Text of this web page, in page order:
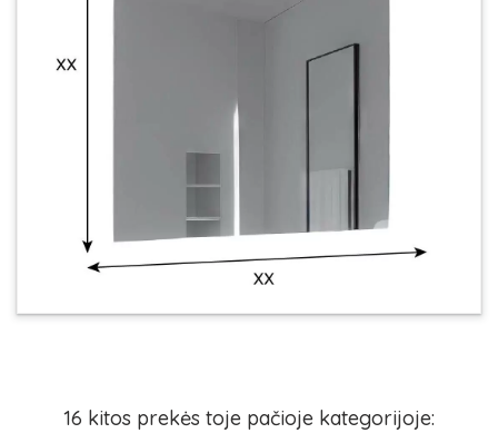
16 kitos prekės toje pačioje kategorijoje: